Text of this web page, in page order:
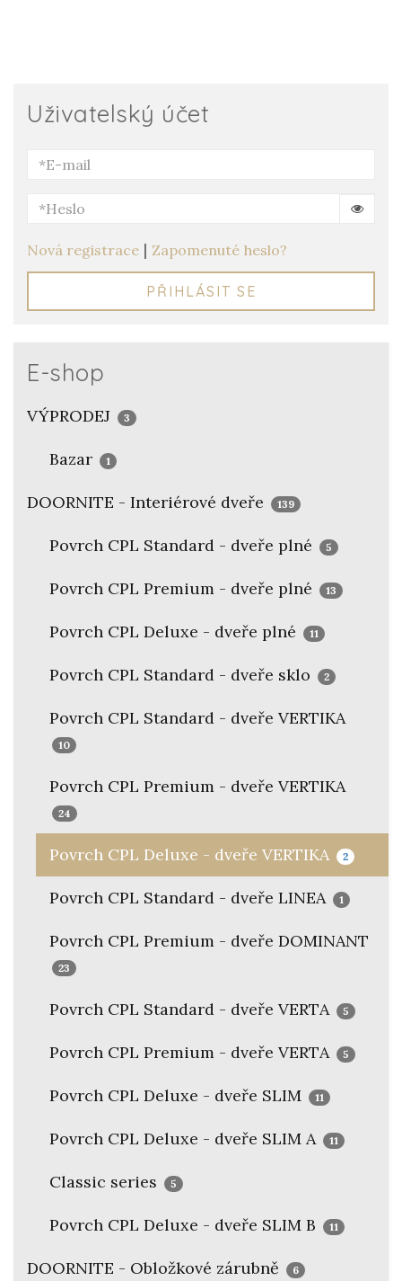
Uživatelský účet
Nová registrace | Zapomenuté heslo?
PŘIHLÁSIT SE
E-shop
VÝPRODEJ 3
Bazar 1
DOORNITE - Interiérové dveře 139
Povrch CPL Standard - dveře plné 5
Povrch CPL Premium - dveře plné 13
Povrch CPL Deluxe - dveře plné 11
Povrch CPL Standard - dveře sklo 2
Povrch CPL Standard - dveře VERTIKA
10
Povrch CPL Premium - dveře VERTIKA
24
Povrch CPL Deluxe - dveře VERTIKA 2
Povrch CPL Standard - dveře LINEA 1
Povrch CPL Premium - dveře DOMINANT
23
Povrch CPL Standard - dveře VERTA 5
Povrch CPL Premium - dveře VERTA 5
Povrch CPL Deluxe - dveře SLIM 11
Povrch CPL Deluxe - dveře SLIM A 11
Classic series 5
Povrch CPL Deluxe - dveře SLIM B 11
DOORNITE - Obložkové zárubně 6